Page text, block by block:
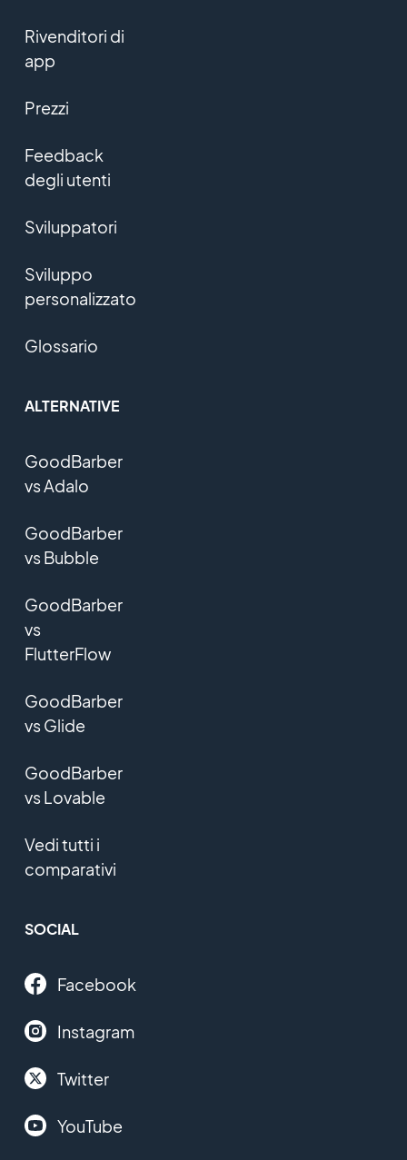
Rivenditori di
app
Prezzi
Feedback
degli utenti
Sviluppatori
Sviluppo
personalizzato
Glossario
ALTERNATIVE
GoodBarber
vs Adalo
GoodBarber
vs Bubble
GoodBarber
vs
FlutterFlow
GoodBarber
vs Glide
GoodBarber
vs Lovable
Vedi tutti i
comparativi
SOCIAL
Facebook
Instagram
Twitter
YouTube